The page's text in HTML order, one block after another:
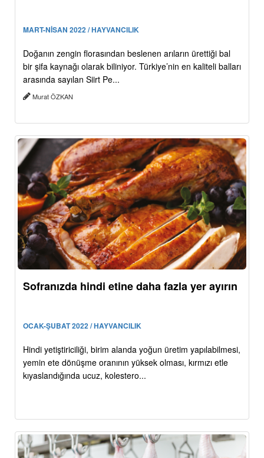
MART-NİSAN 2022 / HAYVANCILIK
Doğanın zengin florasından beslenen arıların ürettiği bal
bir şifa kaynağı olarak biliniyor. Türkiye’nin en kaliteli balları
arasında sayılan Siirt Pe...
Murat ÖZKAN
Sofranızda hindi etine daha fazla yer ayırın
OCAK-ŞUBAT 2022 / HAYVANCILIK
Hindi yetiştiriciliği, birim alanda yoğun üretim yapılabilmesi,
yemin ete dönüşme oranının yüksek olması, kırmızı etle
kıyaslandığında ucuz, kolestero...